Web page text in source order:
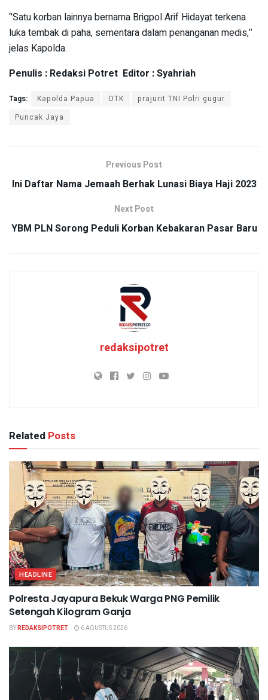
‘’Satu korban lainnya bernama Brigpol Arif Hidayat terkena
luka tembak di paha, sementara dalam penanganan medis,’’
jelas Kapolda.
Penulis : Redaksi Potret Editor : Syahriah
Tags: Kapolda Papua OTK
prajurit TNI Polri gugur
Puncak Jaya
Previous Post
Ini Daftar Nama Jemaah Berhak Lunasi Biaya Haji 2023
Next Post
YBM PLN Sorong Peduli Korban Kebakaran Pasar Baru
redaksipotret
Related Posts
HEADLINE
Polresta Jayapura Bekuk Warga PNG Pemilik
Setengah Kilogram Ganja
BYREDAKSIPOTRET 6 AGUSTUS 2026